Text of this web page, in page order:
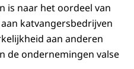
is naar het oordeel van
katvangersbedrijven
aan anderen
de ondernemingen valse